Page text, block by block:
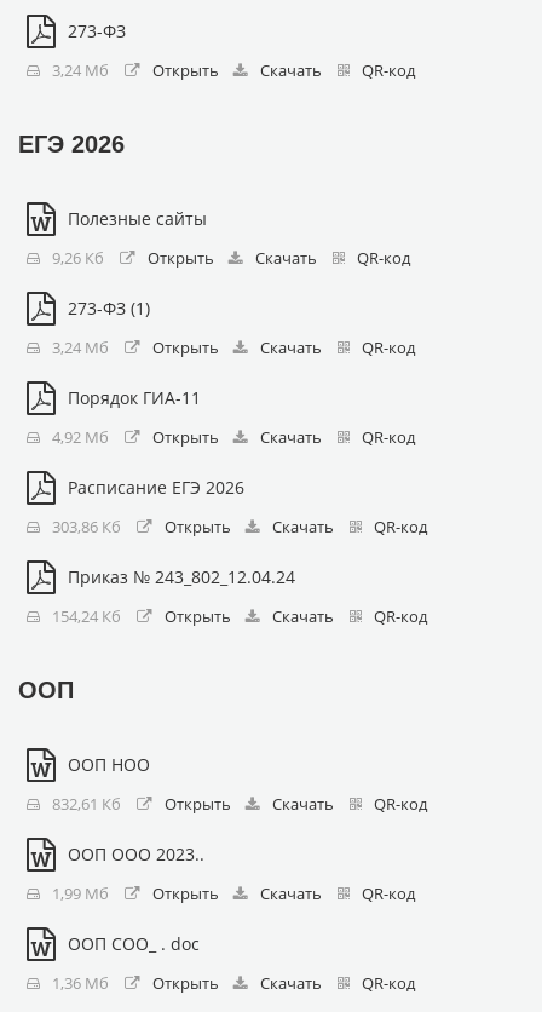
273-ФЗ
3,24 Мб Открыть Скачать QR-код
ЕГЭ 2026
Полезные сайты
9,26 Кб Открыть Скачать QR-код
273-ФЗ (1)
3,24 Мб Открыть Скачать QR-код
Порядок ГИА-11
4,92 Мб Открыть Скачать QR-код
Расписание ЕГЭ 2026
303,86 Кб Открыть Скачать QR-код
Приказ № 243_802_12.04.24
154,24 Кб Открыть Скачать QR-код
ООП
ООП НОО
832,61 Кб Открыть Скачать QR-код
ООП ООО 2023..
1,99 Мб Открыть Скачать QR-код
ООП СОО_ . doc
1,36 Мб Открыть Скачать QR-код